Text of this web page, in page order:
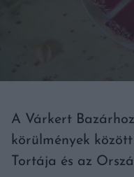
A Várkert
körülmények
Tortája és az